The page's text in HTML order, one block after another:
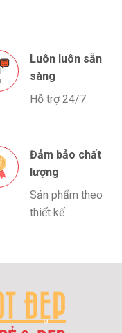
Luôn luôn sẵn
sàng
Hỗ trợ 24/7
Đảm bảo chất
lượng
Sản phẩm theo
thiết kế